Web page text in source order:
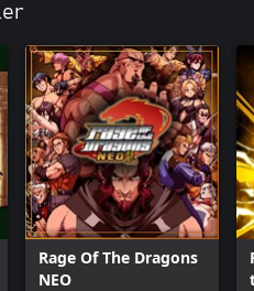
Rage Of The Dragons
NEO